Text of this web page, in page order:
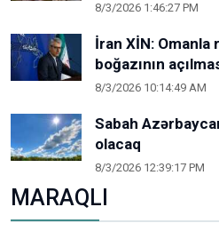
8/3/2026 1:46:27 PM
İran XİN: Omanla
boğazının
8/3/2026 10:14:49 AM
Sabah
olacaq
8/3/2026 12:39:17 PM
MARAQLI